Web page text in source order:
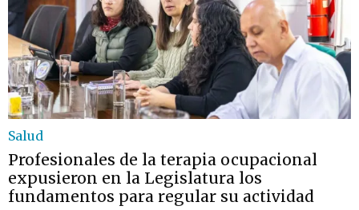
Salud
Profesionales de la terapia ocupacional
expusieron en la Legislatura los
fundamentos para regular su actividad